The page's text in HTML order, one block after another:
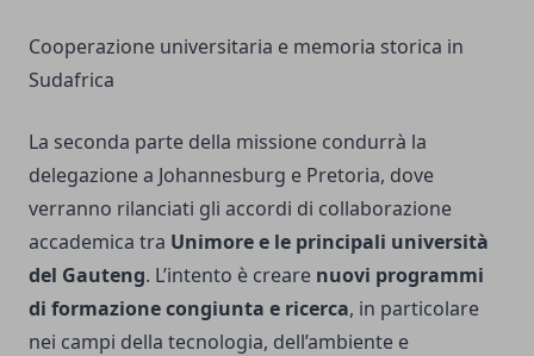
Cooperazione universitaria e memoria storica in
Sudafrica
La seconda parte della missione condurrà la
delegazione a Johannesburg e Pretoria, dove
verranno rilanciati gli accordi di collaborazione
accademica tra Unimore e le principali università
del Gauteng. L’intento è creare nuovi programmi
di formazione congiunta e ricerca, in particolare
nei campi della tecnologia, dell’ambiente e